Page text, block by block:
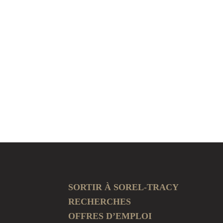
SORTIR À SOREL-TRACY
RECHERCHES
OFFRES D’EMPLOI